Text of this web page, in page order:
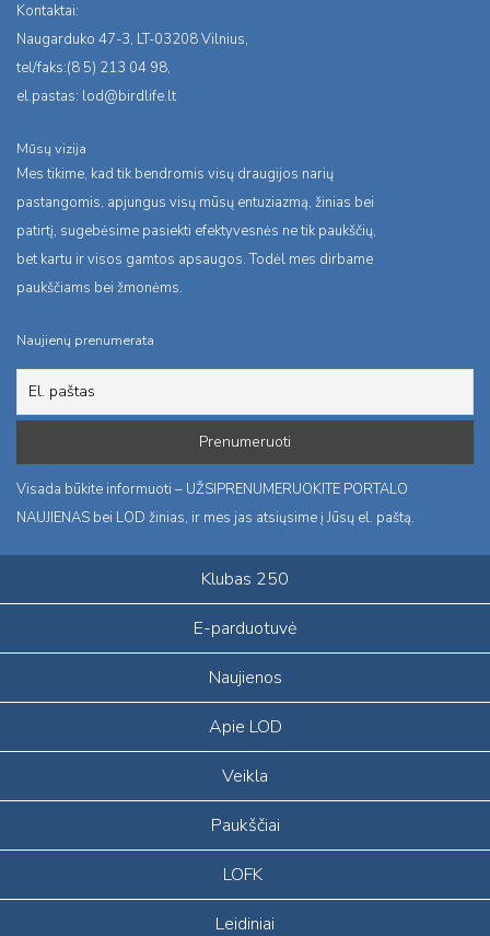
Kontaktai:
Naugarduko 47-3, LT-03208 Vilnius,
tel/faks:(8 5) 213 04 98,
el.pastas: lod@birdlife.lt
Mūsų vizija
Mes tikime, kad tik bendromis visų draugijos narių
pastangomis, apjungus visų mūsų entuziazmą, žinias bei
patirtį, sugebėsime pasiekti efektyvesnės ne tik paukščių,
bet kartu ir visos gamtos apsaugos. Todėl mes dirbame
paukščiams bei žmonėms.
Naujienų prenumerata
Visada būkite informuoti – UŽSIPRENUMERUOKITE PORTALO
NAUJIENAS bei LOD žinias, ir mes jas atsiųsime į Jūsų el. paštą.
Klubas 250
E-parduotuvė
Naujienos
Apie LOD
Veikla
Paukščiai
LOFK
Leidiniai